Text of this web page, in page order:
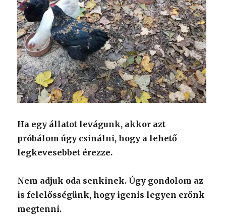
Ha egy állatot levágunk, akkor azt
próbálom úgy csinálni, hogy a lehető
legkevesebbet érezze.
Nem adjuk oda senkinek. Úgy gondolom az
is felelősségünk, hogy igenis legyen erőnk
megtenni.